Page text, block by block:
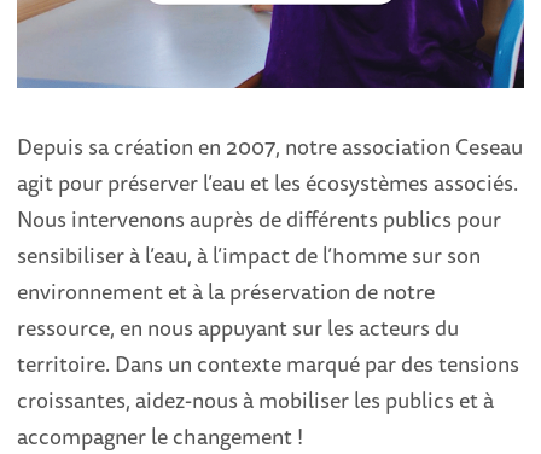
Depuis sa création en 2007, notre association Ceseau
agit pour préserver l’eau et les écosystèmes associés.
Nous intervenons auprès de différents publics pour
sensibiliser à l’eau, à l’impact de l’homme sur son
environnement et à la préservation de notre
ressource, en nous appuyant sur les acteurs du
territoire. Dans un contexte marqué par des tensions
croissantes, aidez-nous à mobiliser les publics et à
accompagner le changement !